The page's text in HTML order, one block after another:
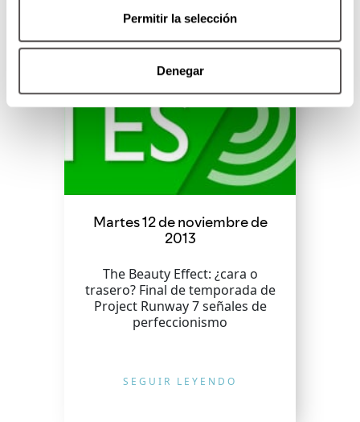
Permitir la selección
Denegar
Martes 12 de noviembre de
2013
The Beauty Effect: ¿cara o
trasero? Final de temporada de
Project Runway 7 señales de
perfeccionismo
SEGUIR LEYENDO